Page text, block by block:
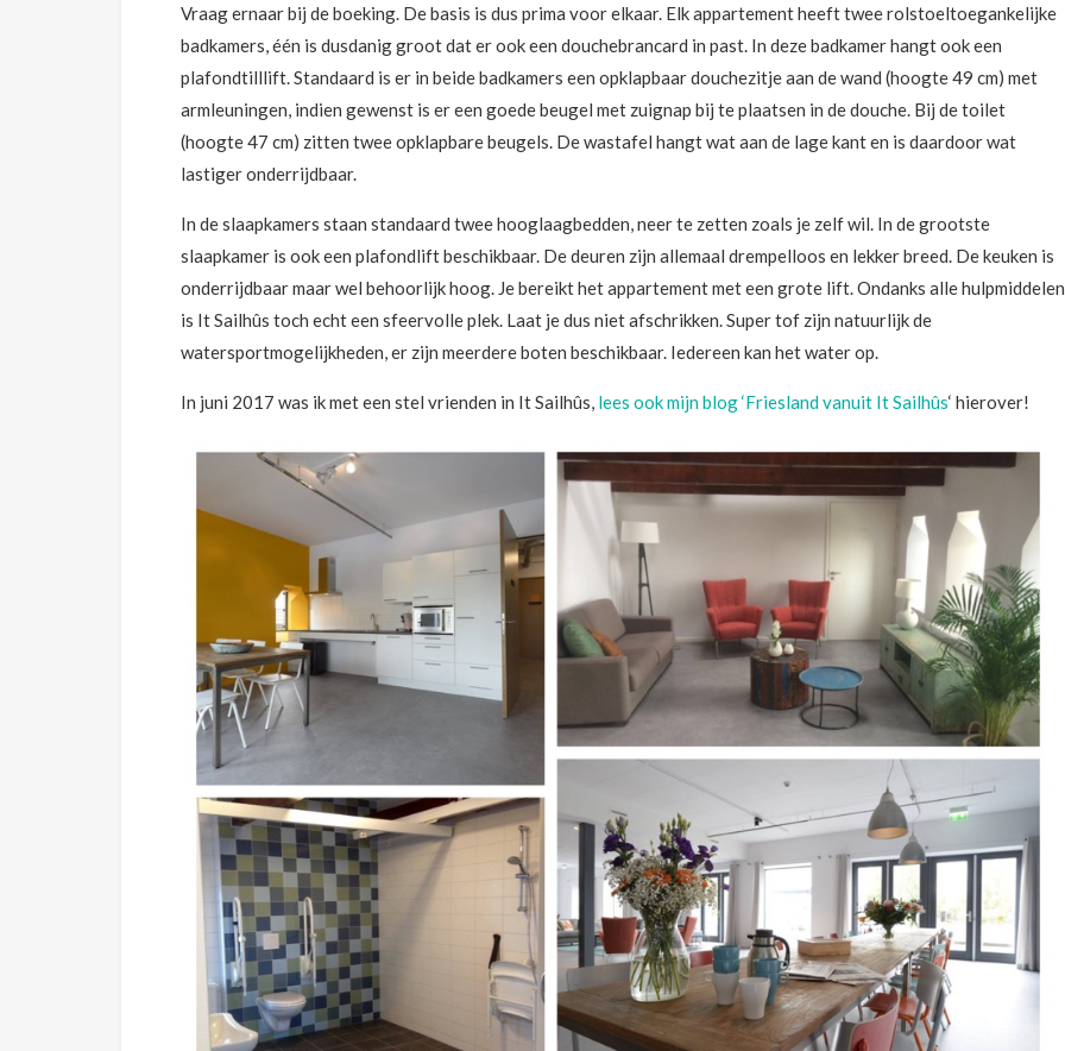
Vraag ernaar bij de boeking. De basis is dus prima voor elkaar. Elk appartement heeft twee rolstoeltoegankelijke
badkamers, één is dusdanig groot dat er ook een douchebrancard in past. In deze badkamer hangt ook een
plafondtilllift. Standaard is er in beide badkamers een opklapbaar douchezitje aan de wand (hoogte 49 cm) met
armleuningen, indien gewenst is er een goede beugel met zuignap bij te plaatsen in de douche. Bij de toilet
(hoogte 47 cm) zitten twee opklapbare beugels. De wastafel hangt wat aan de lage kant en is daardoor wat
lastiger onderrijdbaar.
In de slaapkamers staan standaard twee hooglaagbedden, neer te zetten zoals je zelf wil. In de grootste
slaapkamer is ook een plafondlift beschikbaar. De deuren zijn allemaal drempelloos en lekker breed. De keuken is
onderrijdbaar maar wel behoorlijk hoog. Je bereikt het appartement met een grote lift. Ondanks alle hulpmiddelen
is It Sailhûs toch echt een sfeervolle plek. Laat je dus niet afschrikken. Super tof zijn natuurlijk de
watersportmogelijkheden, er zijn meerdere boten beschikbaar. Iedereen kan het water op.
In juni 2017 was ik met een stel vrienden in It Sailhûs, lees ook mijn blog ‘Friesland vanuit It Sailhûs‘ hierover!